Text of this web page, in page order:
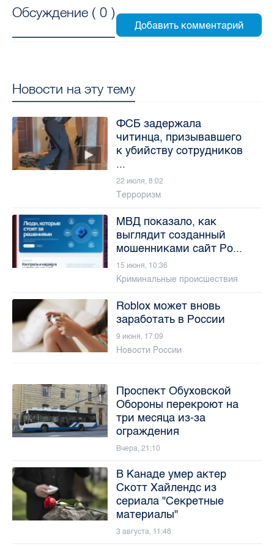
Обсуждение ( 0 )
Новости на эту тему
ФСБ задержала
читинца, призывавшего
к убийству сотрудников
...
22 июля, 8:02
Терроризм
МВД показало, как
выглядит созданный
мошенниками сайт Ро...
15 июня, 10:36
Криминальные происшествия
Roblox может вновь
заработать в России
9 июня, 17:09
Новости России
Проспект Обуховской
Обороны перекроют на
три месяца из-за
ограждения
Вчера, 21:10
В Канаде умер актер
Скотт Хайлендс из
сериала "Секретные
материалы"
3 августа, 11:48